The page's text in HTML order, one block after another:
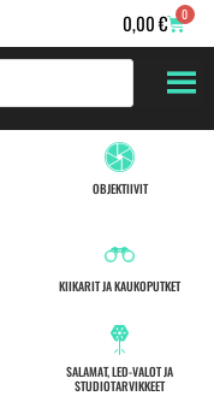
0,00€ 0
OBJEKTIIVIT
KIIKARIT JA KAUKOPUTKET
SALAMAT, LED-VALOT JA
STUDIOTARVIKKEET